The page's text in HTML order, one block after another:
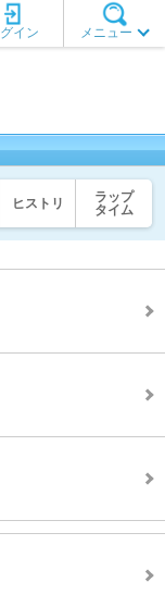
メニュー
イン
ヒストリ
ラップ
タイム